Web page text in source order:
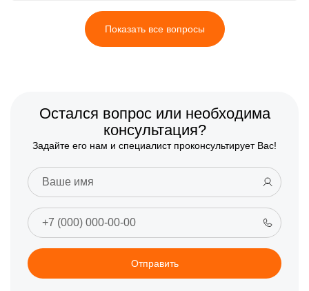
Показать все вопросы
Остался вопрос или необходима
консультация?
Задайте его нам и специалист проконсультирует Вас!
Отправить